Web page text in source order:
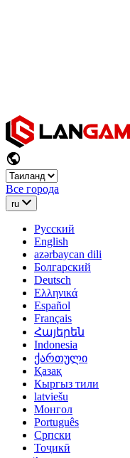
Все города
ru
Русский
English
azərbaycan dili
Болгарский
Deutsch
Ελληνικά
Español
Français
Հայերեն
Indonesia
ქართული
Қазақ
Кыргыз тили
latviešu
Монгол
Português
Српски
Тоҷикӣ